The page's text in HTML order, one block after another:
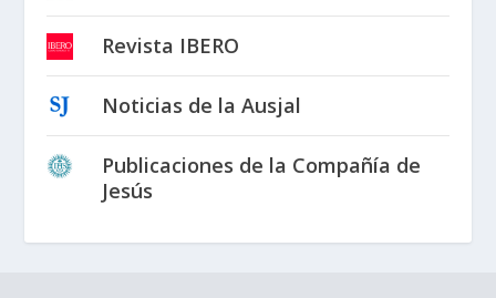
Revista IBERO
Noticias de la Ausjal
Publicaciones de la Compañía de
Jesús